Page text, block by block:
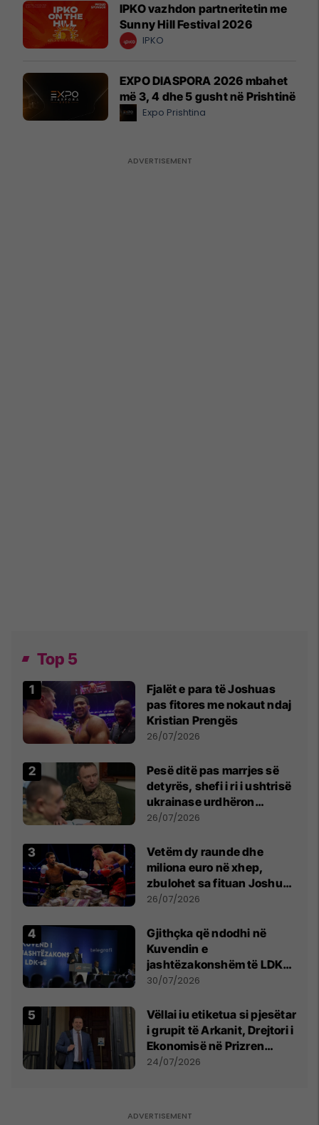
IPKO vazhdon partneritetin me
Sunny Hill Festival 2026
IPKO
EXPO DIASPORA 2026 mbahet
më 3, 4 dhe 5 gusht në Prishtinë
Expo Prishtina
Top 5
Fjalët e para të Joshuas
pas fitores me nokaut ndaj
Kristian Prengës
26/07/2026
Pesë ditë pas marrjes së
detyrës, shefi i ri i ushtrisë
ukrainase urdhëron
kontroll të madh
26/07/2026
Vetëm dy raunde dhe
miliona euro në xhep,
zbulohet sa fituan Joshua
e Prenga
26/07/2026
Gjithçka që ndodhi në
Kuvendin e
jashtëzakonshëm të LDK-
së
30/07/2026
Vëllai iu etiketua si pjesëtar
i grupit të Arkanit, Drejtori i
Ekonomisë në Prizren
mohon pretendimet
24/07/2026